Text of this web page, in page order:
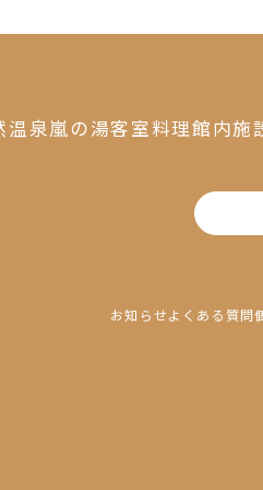
温泉嵐の湯客室料理館内施
お知らせよくある質問